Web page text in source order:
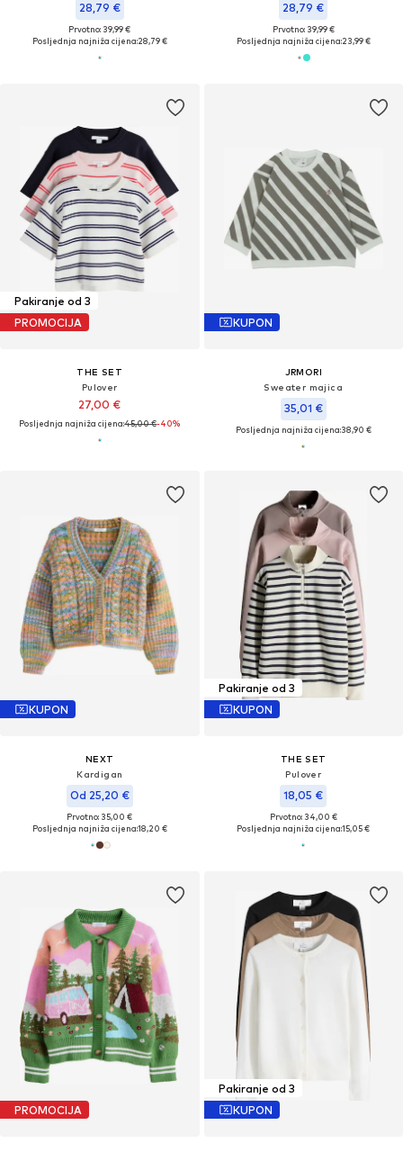
28,79 €
Prvotno: 39,99 €
Posljednja najniža cijena:28,79 €
28,79 €
Prvotno: 39,99 €
Posljednja najniža cijena:23,99 €
Pakiranje od 3
PROMOCIJA
THE SET
Pulover
27,00 €
Posljednja najniža cijena:45,00 €-40%
KUPON
JRMORI
Sweater majica
35,01 €
Posljednja najniža cijena:38,90 €
KUPON
NEXT
Kardigan
Od 25,20 €
Prvotno: 35,00 €
Posljednja najniža cijena:18,20 €
Pakiranje od 3
KUPON
THE SET
Pulover
18,05 €
Prvotno: 34,00 €
Posljednja najniža cijena:15,05 €
PROMOCIJA
Pakiranje od 3
KUPON